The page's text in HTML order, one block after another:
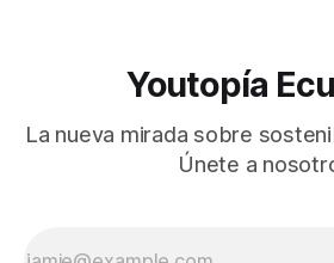
Youtopía
La nueva mirada sobre
Únete a